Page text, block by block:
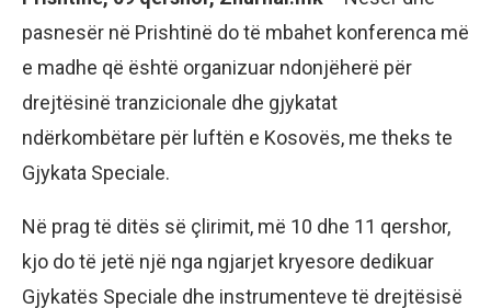
pasnesër në Prishtinë do të mbahet konferenca më
e madhe që është organizuar ndonjëherë për
drejtësinë tranzicionale dhe gjykatat
ndërkombëtare për luftën e Kosovës, me theks te
Gjykata Speciale.
Në prag të ditës së çlirimit, më 10 dhe 11 qershor,
kjo do të jetë një nga ngjarjet kryesore dedikuar
Gjykatës Speciale dhe instrumenteve të drejtësisë